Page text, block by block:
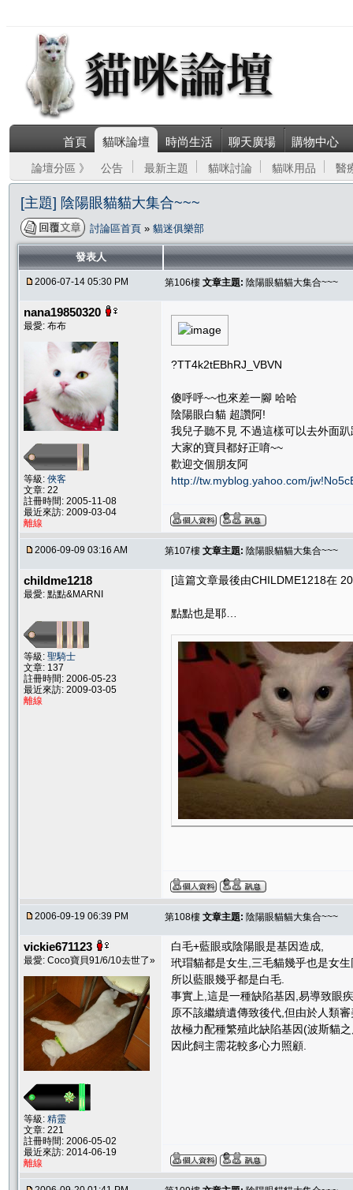
首頁 貓咪論壇 時尚生活 聊天廣場 購物中心
論壇分區 》 公告 最新主題 貓咪討論 貓咪用品 醫
[主題] 陰陽眼貓貓大集合~~~
討論區首頁 » 貓迷俱樂部
發表人
2006-07-14 05:30 PM 第106樓 文章主題: 陰陽眼貓貓大集合~~~
nana19850320
最愛: 布布
等級: 俠客
文章: 22
註冊時間: 2005-11-08
最近來訪: 2009-03-04
離線
?TT4k2tEBhRJ_VBVN
傻呼呼~~也來差一腳 哈哈
陰陽眼白貓 超讚阿!
我兒子聽不見 不過這樣可以去外面
大家的寶貝都好正唷~~
歡迎交個朋友阿
http://tw.myblog.yahoo.com/
2006-09-09 03:16 AM 第107樓 文章主題: 陰陽眼貓貓大集合~~~
childme1218
最愛: 點點&MARNI
等級: 聖騎士
文章: 137
註冊時間: 2006-05-23
最近來訪: 2009-03-05
離線
[這篇文章最後由CHILDME1218在
點點也是耶…
2006-09-19 06:39 PM 第108樓 文章主題: 陰陽眼貓貓大集合~~~
vickie671123
最愛: Coco寶貝91/6/10去世了»
等級: 精靈
文章: 221
註冊時間: 2006-05-02
最近來訪: 2014-06-19
離線
白毛+藍眼或陰陽眼是基因造成,
玳瑁貓都是女生,三毛貓幾乎也是女
所以藍眼幾乎都是白毛.
事實上,這是一種缺陷基因,易導致眼
原不該繼續遺傳致後代,但由於人類
故極力配種繁殖此缺陷基因(波斯貓
因此飼主需花較多心力照顧.